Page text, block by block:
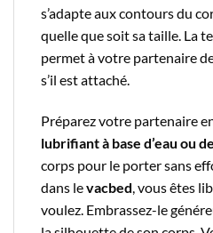
s’adapte aux contours du
quelle que soit sa taille. La
permet à votre partenaire
s’il est attaché.
Préparez votre partenaire
lubrifiant à base d’eau ou
corps pour le porter sans
dans levacbed , vous êtes
voulez. Embrassez-le